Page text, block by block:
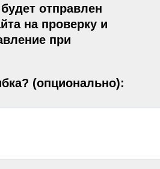
отправлен
на проверку и
при
(опционально):